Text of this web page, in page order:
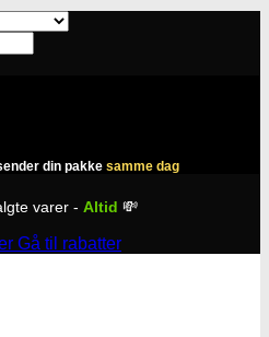
din pakke samme dag
varer - Altid 💸
Gå til rabatter